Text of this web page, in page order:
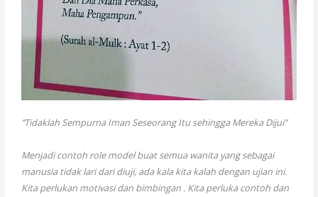
“Tidaklah Sempurna Iman Seseorang Itu sehingga Mereka Dijui”
Menjadi contoh role model buat semua wanita yang sebagai
manusia tidak lari dari diuji, ada kala kita kalah dengan ujian ini.
Kita perlukan motivasi dan bimbingan . Kita perluka contoh dan